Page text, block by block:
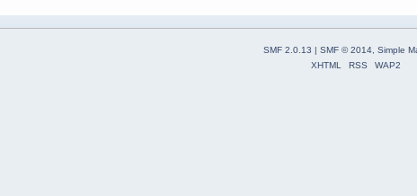
SMF 2.0.13 | SMF © 2014 Simple
XHTML
RSS WAP2